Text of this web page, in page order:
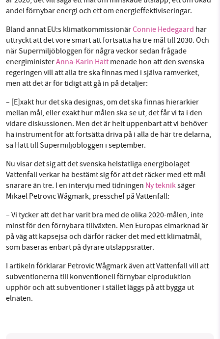
andel förnybar energi och ett om energieffektiviseringar.
Bland annat EU:s klimatkommissionärConnie Hedegaard har
uttryckt att det vore smart att fortsätta ha tre mål till 2030. Och
när Supermiljöbloggen för några veckor sedan frågade
energiministerAnna-Karin Hatt menade hon att den svenska
regeringen vill att alla tre ska finnas med i själva ramverket,
men att det är för tidigt att gå in på detaljer:
– [E]xakt hur det ska designas, om det ska finnas hierarkier
mellan mål, eller exakt hur målen ska se ut, det får vi ta i den
vidare diskussionen. Men det är helt uppenbart att vi behöver
ha instrument för att fortsätta driva på i alla de här tre delarna,
sa Hatt till Supermiljöbloggen i september.
Nu visar det sig att det svenska helstatliga energibolaget
Vattenfall verkar ha bestämt sig för att det räcker med ett mål
snarare än tre. I en intervju med tidningen Ny tekniksäger
Mikael Petrovic Wågmark, presschef på Vattenfall:
– Vi tycker att det har varit bra med de olika 2020-målen, inte
minst för den förnybara tillväxten. Men Europas elmarknad är
på väg att kapsejsa och därför räcker det med ett klimatmål,
som baseras enbart på dyrare utsläppsrätter.
I artikeln förklarar Petrovic Wågmark även att Vattenfall vill att
subventionerna till konventionell förnybar elproduktion
upphör och att subventioner i stället läggs på att bygga ut
elnäten.
nyhetsbevakning och granskningar. Nu vill vi
utveckla vårt arbete – och vi hoppas att du
vill hjälpa oss.
Stötta vårt arbete genom att swisha en slant till
1231368703